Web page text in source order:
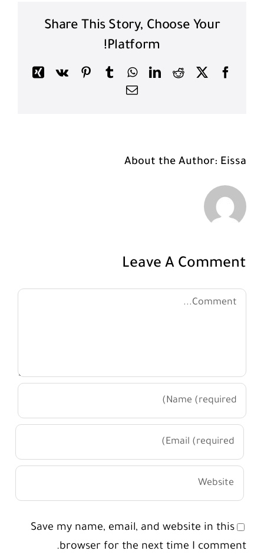
Share This Story, Choose Your
Platform!
Facebook
X
Reddit
LinkedIn
WhatsApp
Tumblr
Pinterest
Vk
Xing
Email
About the Author: Eissa
Leave A Comment
Comment
Save my name, email, and website in this
browser for the next time I comment.